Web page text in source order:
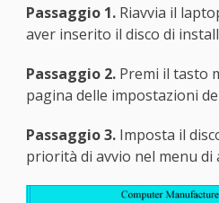
Passaggio 1.Riavvia il
aver inserito il disco di
Passaggio 2.Premi il tasto
pagina delle impostazioni
Passaggio 3.Imposta il
priorità di avvio nel menu di